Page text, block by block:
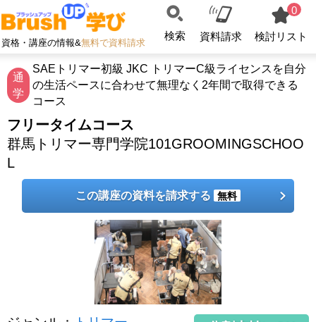
資格・講座の情報&無料で資料請求
検索 資料請求
0
検討リスト
通
学
SAEトリマー初級 JKC トリマーC級ライセンスを自分
の生活ペースに合わせて無理なく2年間で取得できる
コース
フリータイムコース
群馬トリマー専門学院101GROOMINGSCHOO
L
この講座の資料を請求する 無料